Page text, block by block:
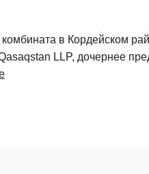
комбината в Кордейском
LLP, дочернее